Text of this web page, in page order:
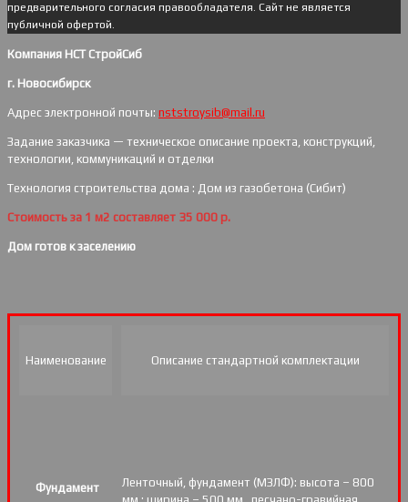
предварительного согласия правообладателя. Cайт не является
публичной офертой.
Компания НСТ СтройСиб
г. Новосибирск
Адрес электронной почты: nststroysib@mail.ru
Задание заказчика — техническое описание проекта, конструкций,
технологии, коммуникаций и отделки
Технология строительства дома : Дом из газобетона (Сибит)
Стоимость за 1 м2 составляет 35 000 р.
Дом готов к заселению
Наименование Описание стандартной комплектации
Фундамент
Ленточный, фундамент (МЗЛФ): высота – 800